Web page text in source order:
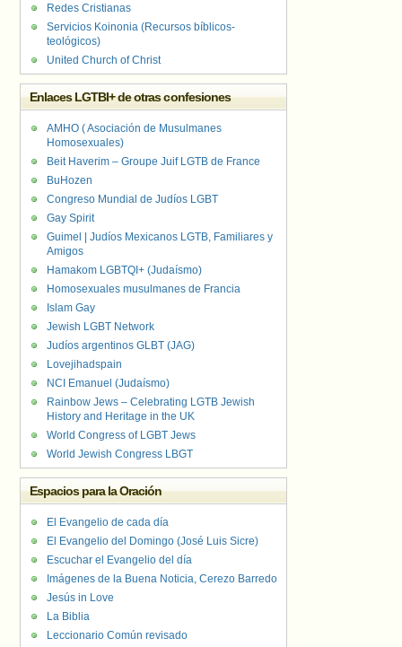
Redes Cristianas
Servicios Koinonia (Recursos bíblicos-
teológicos)
United Church of Christ
Enlaces LGTBI+ de otras confesiones
AMHO ( Asociación de Musulmanes
Homosexuales)
Beit Haverim – Groupe Juif LGTB de France
BuHozen
Congreso Mundial de Judíos LGBT
Gay Spirit
Guimel | Judíos Mexicanos LGTB, Familiares y
Amigos
Hamakom LGBTQI+ (Judaísmo)
Homosexuales musulmanes de Francia
Islam Gay
Jewish LGBT Network
Judíos argentinos GLBT (JAG)
Lovejihadspain
NCI Emanuel (Judaísmo)
Rainbow Jews – Celebrating LGTB Jewish
History and Heritage in the UK
World Congress of LGBT Jews
World Jewish Congress LBGT
Espacios para la Oración
El Evangelio de cada día
El Evangelio del Domingo (José Luis Sicre)
Escuchar el Evangelio del día
Imágenes de la Buena Noticia, Cerezo Barredo
Jesús in Love
La Biblia
Leccionario Común revisado